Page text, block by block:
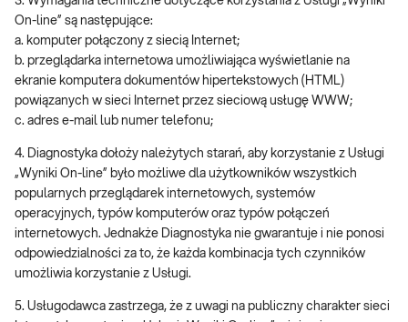
On-line” są następujące:
a. komputer połączony z siecią Internet;
b. przeglądarka internetowa umożliwiająca wyświetlanie na
ekranie komputera dokumentów hipertekstowych (HTML)
powiązanych w sieci Internet przez sieciową usługę WWW;
c. adres e-mail lub numer telefonu;
4. Diagnostyka dołoży należytych starań, aby korzystanie z Usługi
„Wyniki On-line” było możliwe dla użytkowników wszystkich
popularnych przeglądarek internetowych, systemów
operacyjnych, typów komputerów oraz typów połączeń
internetowych. Jednakże Diagnostyka nie gwarantuje i nie ponosi
odpowiedzialności za to, że każda kombinacja tych czynników
umożliwia korzystanie z Usługi.
5. Usługodawca zastrzega, że z uwagi na publiczny charakter sieci